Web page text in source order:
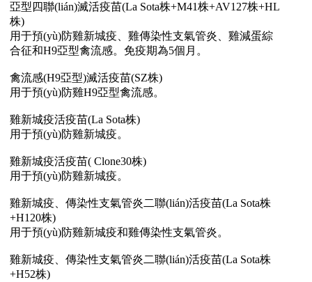
亞型四聯(lián)滅活疫苗(La Sota株+M41株+AV127株+HL
株)
用于預(yù)防雞新城疫、雞傳染性支氣管炎、雞減蛋綜
合征和H9亞型禽流感。免疫期為5個月。
禽流感(H9亞型)滅活疫苗(SZ株)
用于預(yù)防雞H9亞型禽流感。
雞新城疫活疫苗(La Sota株)
用于預(yù)防雞新城疫。
雞新城疫活疫苗( Clone30株)
用于預(yù)防雞新城疫。
雞新城疫、傳染性支氣管炎二聯(lián)活疫苗(La Sota株
+H120株)
用于預(yù)防雞新城疫和雞傳染性支氣管炎。
雞新城疫、傳染性支氣管炎二聯(lián)活疫苗(La Sota株
+H52株)